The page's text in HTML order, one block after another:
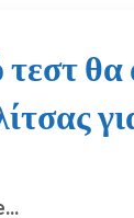
τεστ